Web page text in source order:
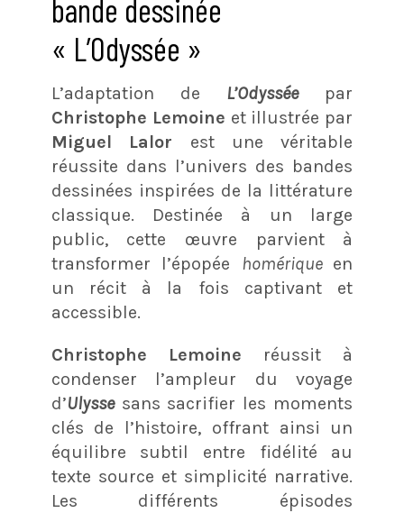
bande dessinée
« L’Odyssée »
L’adaptation de L’Odysséepar
Christophe Lemoine et illustrée par
Miguel Lalor est une véritable
réussite dans l’univers des bandes
dessinées inspirées de la littérature
classique. Destinée à un large
public, cette œuvre parvient à
transformer l’épopée homérique en
un récit à la fois captivant et
accessible.
Christophe Lemoine réussit à
condenser l’ampleur du voyage
d’Ulyssesans sacrifier les moments
clés de l’histoire, offrant ainsi un
équilibre subtil entre fidélité au
texte source et simplicité narrative.
Les différents épisodes